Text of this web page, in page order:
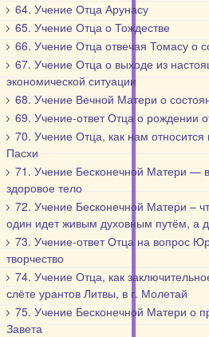
64. Учение Отца Арунасу
65. Учение Отца о Тождестве
66. Учение Отца отвечая Томасу о
67. Учение Отца о выходе из
экономической ситуации
68. Учение Вечной Матери о
69. Учение-ответ Отца о рождении
70. Учение Отца, как нам относится
Пасхи
71. Учение Бесконечной Матери —
здоровое тело
72. Учение Бесконечной Матери –
один идет живым духовным путём, а
73. Учение-ответ Отца на вопрос
творчество
74. Учение Отца, как
слёте урантов Литвы, в г. Молетай
75. Учение Бесконечной Матери о
Завета